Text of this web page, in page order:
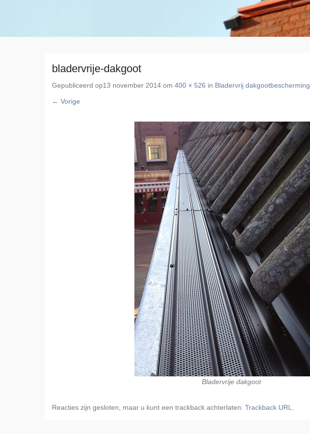
bladervrije-dakgoot
Gepubliceerd op13 november 2014 om 400 × 526 in Bladervrij dakgootbescherming
← Vorige
Bladervrije dakgoot
Reacties zijn gesloten, maar u kunt een trackback achterlaten: Trackback URL.